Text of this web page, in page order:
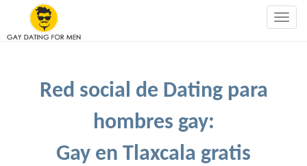
Red social de Dating para
hombres gay:
Gay en Tlaxcala gratis